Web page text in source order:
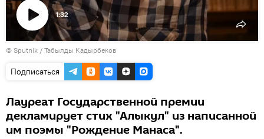
Воспроизвести
видео
1:32
© Sputnik / Табылды Кадырбеков
Подписаться
Лауреат Государственной премии
декламирует стих "Алыкул" из написанной
им поэмы "Рождение Манаса".